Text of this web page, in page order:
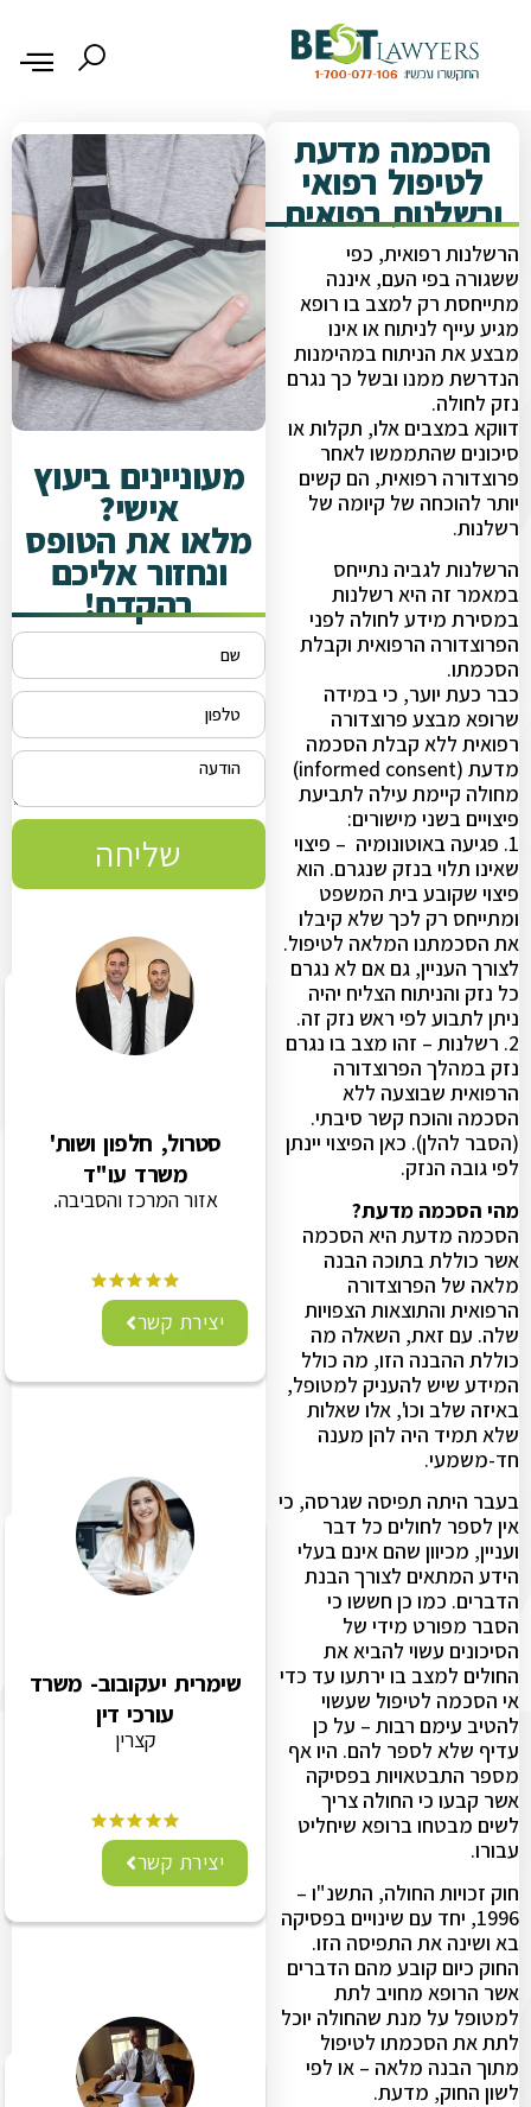
הסכמה מדעת
לטיפול רפואי
ורשלנות רפואית
הרשלנות רפואית, כפי
ששגורה בפי העם, איננה
מתייחסת רק למצב בו רופא
מגיע עייף לניתוח או אינו
מבצע את הניתוח במהימנות
הנדרשת ממנו ובשל כך נגרם
נזק לחולה.
דווקא במצבים אלו, תקלות או
סיכונים שהתממשו לאחר
פרוצדורה רפואית, הם קשים
יותר להוכחה של קיומה של
רשלנות.
הרשלנות לגביה נתייחס
במאמר זה היא רשלנות
במסירת מידע לחולה לפני
הפרוצדורה הרפואית וקבלת
הסכמתו.
כבר כעת יוער, כי במידה
שרופא מבצע פרוצדורה
רפואית ללא קבלת הסכמה
מדעת (informed consent)
מחולה קיימת עילה לתביעת
פיצויים בשני מישורים:
1. פגיעה באוטונומיה – פיצוי
שאינו תלוי בנזק שנגרם. הוא
פיצוי שקובע בית המשפט
ומתייחס רק לכך שלא קיבלו
את הסכמתנו המלאה לטיפול.
לצורך העניין, גם אם לא נגרם
כל נזק והניתוח הצליח יהיה
ניתן לתבוע לפי ראש נזק זה.
2. רשלנות – זהו מצב בו נגרם
נזק במהלך הפרוצדורה
הרפואית שבוצעה ללא
הסכמה והוכח קשר סיבתי.
(הסבר להלן). כאן הפיצוי יינתן
לפי גובה הנזק.
מהי הסכמה מדעת?
הסכמה מדעת היא הסכמה
אשר כוללת בתוכה הבנה
מלאה של הפרוצדורה
הרפואית והתוצאות הצפויות
שלה. עם זאת, השאלה מה
כוללת ההבנה הזו, מה כולל
המידע שיש להעניק למטופל,
באיזה שלב וכו', אלו שאלות
שלא תמיד היה להן מענה
חד-משמעי.
בעבר היתה תפיסה שגרסה, כי
אין לספר לחולים כל דבר
ועניין, מכיוון שהם אינם בעלי
הידע המתאים לצורך הבנת
הדברים. כמו כן חששו כי
הסבר מפורט מידי של
הסיכונים עשוי להביא את
החולים למצב בו ירתעו עד כדי
אי הסכמה לטיפול שעשוי
להטיב עימם רבות – על כן
עדיף שלא לספר להם. היו אף
מספר התבטאויות בפסיקה
אשר קבעו כי החולה צריך
לשים מבטחו ברופא שיחליט
עבורו.
חוק זכויות החולה, התשנ"ו –
1996, יחד עם שינויים בפסיקה
בא ושינה את התפיסה הזו.
החוק כיום קובע מהם הדברים
אשר הרופא מחויב לתת
למטופל על מנת שהחולה יוכל
לתת את הסכמתו לטיפול
מתוך הבנה מלאה – או לפי
לשון החוק, מדעת.
מעוניינים ביעוץ
אישי?
מלאו את הטופס
ונחזור אליכם
בהקדם!
שליחה
סטרול, חלפון ושות'
משרד עו"ד
אזור המרכז והסביבה.
יצירת קשר
שימרית יעקובוב- משרד
עורכי דין
קצרין
יצירת קשר